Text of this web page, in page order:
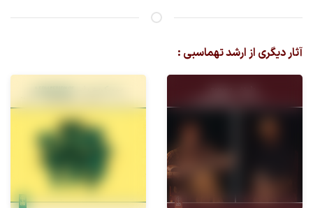
آثار دیگری از ارشد تهماسبی :